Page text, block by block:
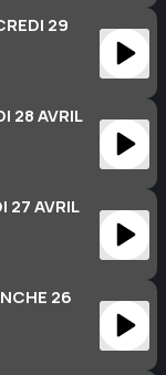
29
28 AVRIL
AVRIL
26